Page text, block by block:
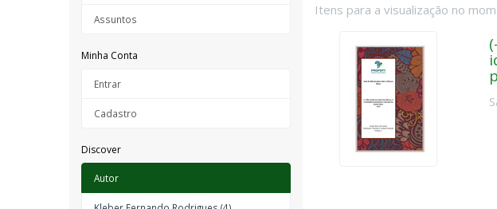
Assuntos
Minha Conta
Entrar
Cadastro
Discover
Autor
Itens para a visualização no